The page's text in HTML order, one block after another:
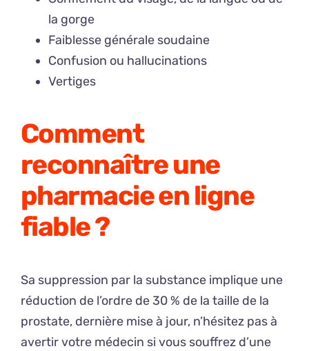
la gorge
Faiblesse générale soudaine
Confusion ou hallucinations
Vertiges
Comment
reconnaître une
pharmacie en ligne
fiable ?
Sa suppression par la substance implique une
réduction de l’ordre de 30 % de la taille de la
prostate, dernière mise à jour, n’hésitez pas à
avertir votre médecin si vous souffrez d’une